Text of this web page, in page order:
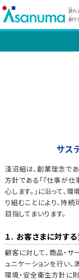
サス
淺沼組は、創業理念であ
方針である「『仕事が仕
心します。」に沿って、
り組むことにより、持
目指してまいります。
１. お客さまに対す
顧客に対して、商品・
ュニケーションを行い、
環境・安全衛生方針に